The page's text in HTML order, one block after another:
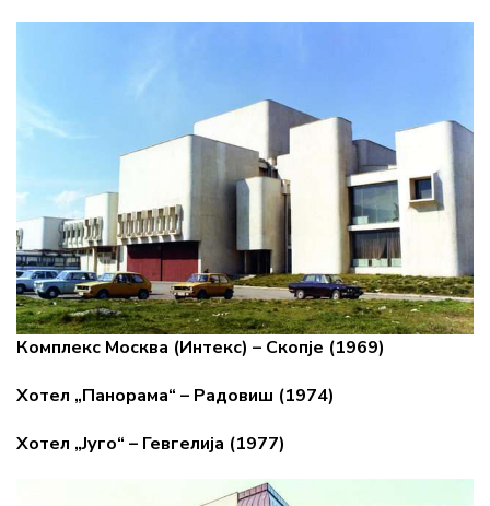
Комплекс Москва (Интекс) – Скопје (1969)
Хотел „Панорама“ – Радовиш (1974)
Хотел „Југо“ – Гевгелија (1977)